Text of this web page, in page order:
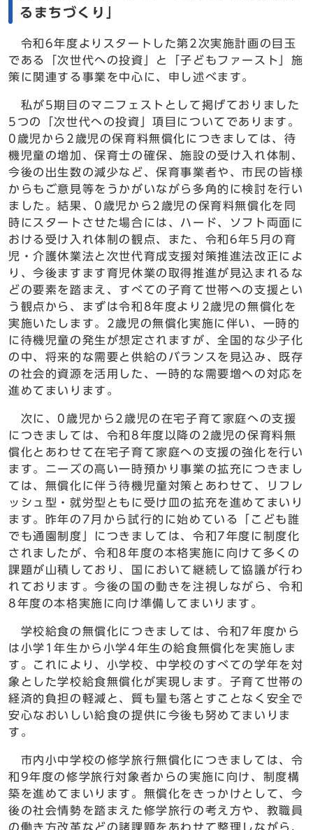
るまちづくり」
令和6年度よりスタートした第2次実施計画の目玉
である「次世代への投資」と「子どもファースト」施
策に関連する事業を中心に、申し述べます。
私が5期目のマニフェストとして掲げておりました
5つの「次世代への投資」項目についてであります。
0歳児から2歳児の保育料無償化につきましては、待
機児童の増加、保育士の確保、施設の受け入れ体制、
今後の出生数の減少など、保育事業者や、市民の皆様
からもご意見等をうかがいながら多角的に検討を行い
ました。結果、0歳児から2歳児の保育料無償化を同
時にスタートさせた場合には、ハード、ソフト両面に
おける受け入れ体制の観点、また、令和6年5月の育
児・介護休業法と次世代育成支援対策推進法改正によ
り、今後ますます育児休業の取得推進が見込まれるな
どの要素を踏まえ、すべての子育て世帯への支援とい
う観点から、まずは令和8年度より2歳児の無償化を
実施いたします。2歳児の無償化実施に伴い、一時的
に待機児童の発生が想定されますが、全国的な少子化
の中、将来的な需要と供給のバランスを見込み、既存
の社会的資源を活用した、一時的な需要増への対応を
進めてまいります。
次に、0歳児から2歳児の在宅子育て家庭への支援
につきましては、令和8年度以降の2歳児の保育料無
償化とあわせて在宅子育て家庭への支援の強化を行い
ます。ニーズの高い一時預かり事業の拡充につきまし
ては、無償化に伴う待機児童対策とあわせて、リフレ
ッシュ型・就労型ともに受け皿の拡充を進めてまいり
ます。昨年の7月から試行的に始めている「こども誰
でも通園制度」につきましては、令和7年度に制度化
されましたが、令和8年度の本格実施に向けて多くの
課題が山積しており、国において継続して協議が行わ
れております。今後の国の動きを注視しながら、令和
8年度の本格実施に向け準備してまいります。
学校給食の無償化につきましては、令和7年度から
は小学1年生から小学4年生の給食無償化を実施しま
す。これにより、小学校、中学校のすべての学年を対
象とした学校給食無償化が実現します。子育て世帯の
経済的負担の軽減と、質も量も落とすことなく安全で
安心なおいしい給食の提供に今後も努めてまいりま
す。
市内小中学校の修学旅行無償化につきましては、令
和9年度の修学旅行対象者からの実施に向け、制度構
築を進めてまいります。無償化をきっかけとして、今
後の社会情勢を踏まえた修学旅行の考え方や、教職員
の働き方改革などの諸課題をあわせて整理しながら、